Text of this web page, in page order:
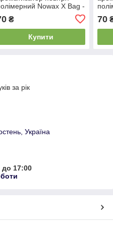
Nowax X Bag -
₴
Купити
70
за рік
Україна
до 17:00